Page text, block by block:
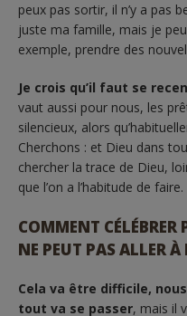
peux pas sortir, il n’y a pas
juste ma famille, mais je
exemple, prendre des
Je crois qu’il faut se
vaut aussi pour nous, les
silencieux, alors
Cherchons : et Dieu dans
chercher la trace de Dieu,
que l’on a l’habitude de
COMMENT CÉLÉBRER
NE PEUT PAS ALLER À
Cela va être difficile,
tout va se passer, mais il